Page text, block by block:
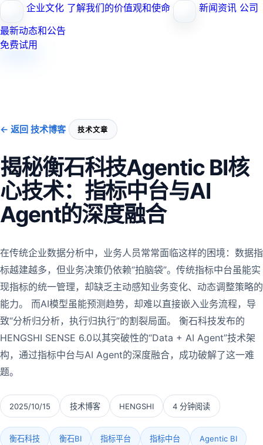
企业文化 了解我们的价值观和使命 新闻资讯 公司
最新动态和公告
免费试用
← 返回 技术博客 技术文章
揭秘衡石科技Agentic BI核
心技术：指标中台与AI
Agent的深度融合
在传统企业数据分析中，业务人员常常面临这样的困境：数据指
标越建越多，但业务决策仍依赖“拍脑袋”。传统指标中台虽能实
现指标的统一管理，却缺乏主动感知业务变化、动态调整策略的
能力。 而AI模型虽能预测趋势，却难以直接嵌入业务流程，导
致“分析归分析，执行归执行”的割裂局面。 衡石科技发布的
HENGSHI SENSE 6.0以其突破性的“Data + AI Agent”技术架
构，通过指标中台与AI Agent的深度融合，成功破解了这一难
题。
2025/10/15 技术博客 HENGSHI 4 分钟阅读
衡石科技 衡石BI 指标平台 指标中台 Agentic BI